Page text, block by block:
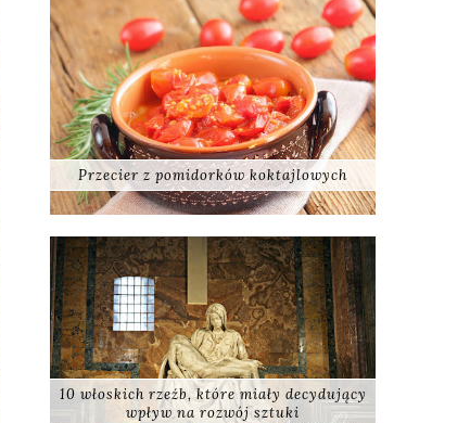
Przecier z pomidorków koktajlowych
10 włoskich rzeźb, które miały decydujący
wpływ na rozwój sztuki